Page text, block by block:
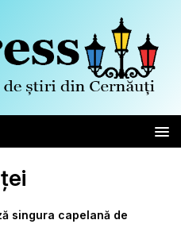
singura capelană de